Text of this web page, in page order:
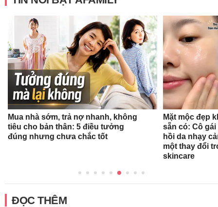
Mua nhà sớm, trả nợ nhanh, không
tiêu cho bản thân: 5 điều tưởng
đúng nhưng chưa chắc tốt
Mặt mộc đẹp
sẵn có: Cô
hồi da nhạy
một thay đổi
skincare
ĐỌC THÊM